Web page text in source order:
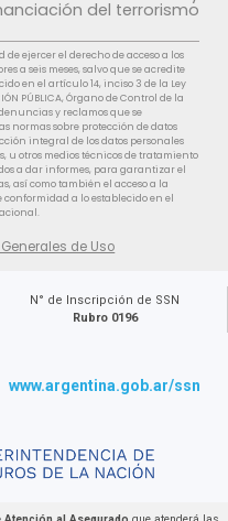
del terrorismo
ejercer el derecho de acceso a los
a seis meses, salvo que se acredite
en el artículo 14, inciso 3 de la Ley
PÚBLICA, Órgano de Control de la
y reclamos que se
normas sobre protección de datos
integral de los datos personales
u otros medios técnicos de tratamiento
a dar informes, para garantizar el
así como también el acceso a la
conformidad a lo establecido en el
de Uso
N° de Inscripción de SSN
Rubro 0196
www.argentina.gob.ar/ssn